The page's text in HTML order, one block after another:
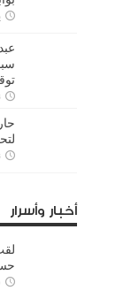
أخبار وأسرار